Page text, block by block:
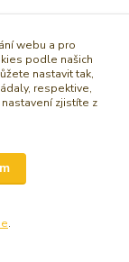
webu a pro
podle našich
nastavit tak,
respektive,
zjistíte z
.